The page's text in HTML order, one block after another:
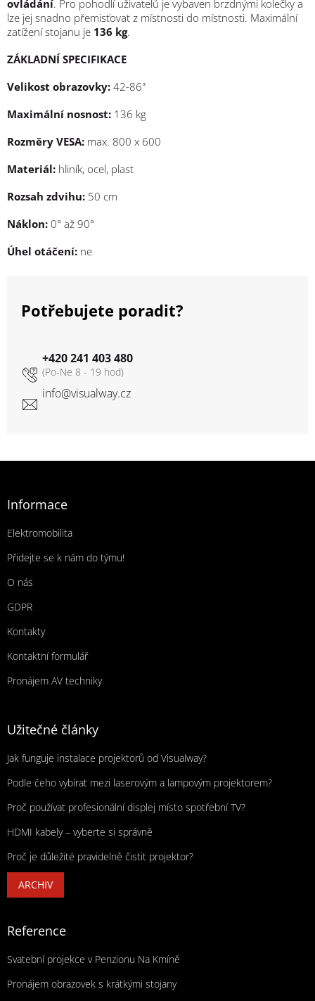
ovládání. Pro pohodlí uživatelů je vybaven brzdnými kolečky a
lze jej snadno přemisťovat z místnosti do místnosti. Maximální
zatížení stojanu je 136 kg.
ZÁKLADNÍ SPECIFIKACE
Velikost obrazovky: 42-86"
Maximální nosnost: 136 kg
Rozměry VESA: max. 800 x 600
Materiál: hliník, ocel, plast
Rozsah zdvihu: 50 cm
Náklon: 0° až 90°
Úhel otáčení: ne
Potřebujete poradit?
info@visualway.cz
+420 241 403 480
Informace
Elektromobilita
Přidejte se k nám do týmu!
O nás
GDPR
Kontakty
Kontaktní formulář
Pronájem AV techniky
Užitečné články
Jak funguje instalace projektorů od Visualway?
Podle čeho vybírat mezi laserovým a lampovým projektorem?
Proč používat profesionální displej místo spotřební TV?
HDMI kabely – vyberte si správně
Proč je důležité pravidelně čistit projektor?
ARCHIV
Reference
Svatební projekce v Penzionu Na Kmíně
Pronájem obrazovek s krátkými stojany